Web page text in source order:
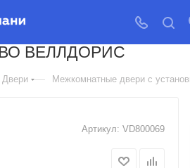
5
ВЕЛЛДОРИС
Двери — Межкомнатные двери с
Артикул: VD800069